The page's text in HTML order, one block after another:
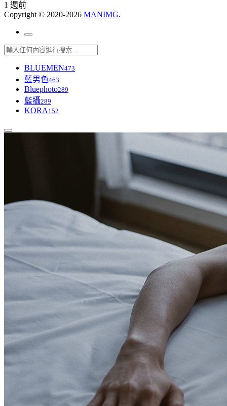
1 週前
Copyright © 2020-2026 MANIMG.
BLUEMEN473
藍男色463
Bluephoto289
藍攝289
KORA 152